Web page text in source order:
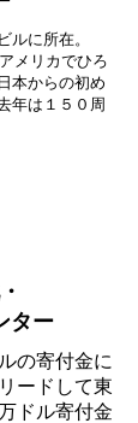
ルに所在。
メリカでひろ
本からの初め
年は１５０周
ター
の寄付金に
ードして東
ドル寄付金